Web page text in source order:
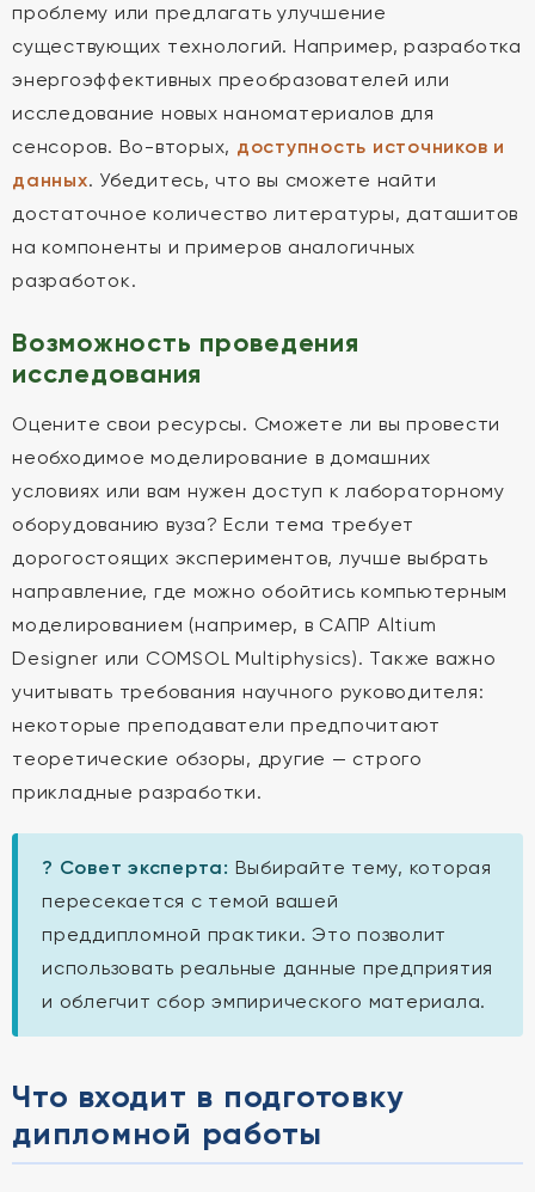
проблему или предлагать улучшение
существующих технологий. Например, разработка
энергоэффективных преобразователей или
исследование новых наноматериалов для
сенсоров. Во-вторых, доступность источников и
данных. Убедитесь, что вы сможете найти
достаточное количество литературы, даташитов
на компоненты и примеров аналогичных
разработок.
Возможность проведения
исследования
Оцените свои ресурсы. Сможете ли вы провести
необходимое моделирование в домашних
условиях или вам нужен доступ к лабораторному
оборудованию вуза? Если тема требует
дорогостоящих экспериментов, лучше выбрать
направление, где можно обойтись компьютерным
моделированием (например, в САПР Altium
Designer или COMSOL Multiphysics). Также важно
учитывать требования научного руководителя:
некоторые преподаватели предпочитают
теоретические обзоры, другие — строго
прикладные разработки.
? Совет эксперта: Выбирайте тему, которая
пересекается с темой вашей
преддипломной практики. Это позволит
использовать реальные данные предприятия
и облегчит сбор эмпирического материала.
Что входит в подготовку
дипломной работы